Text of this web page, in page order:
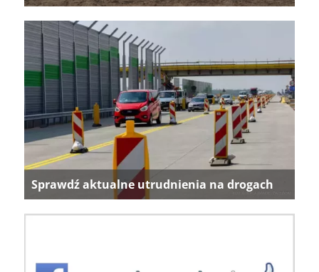
Sprawdź aktualne utrudnienia na drogach